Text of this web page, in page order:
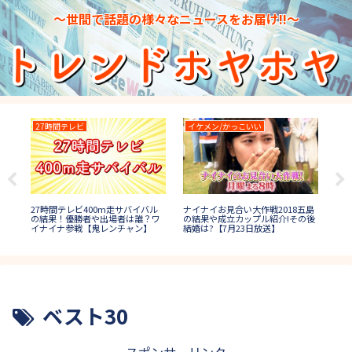
～世間で話題の様々なニュースをお届け!!～
27時間テレビ
27時間テレビ400m走サバイバル
の結果！優勝者や出場者は誰？ワ
イナイナ参戦【鬼レンチャン】
イケメン/かっこいい
ナイナイお見合い大作戦2018五島
の結果や成立カップル紹介!その後
結婚は?【7月23日放送】
ベスト30